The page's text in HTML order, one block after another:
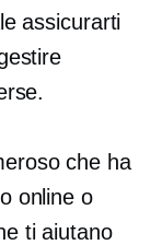
assicurarti
che ha
online o
ti aiutano